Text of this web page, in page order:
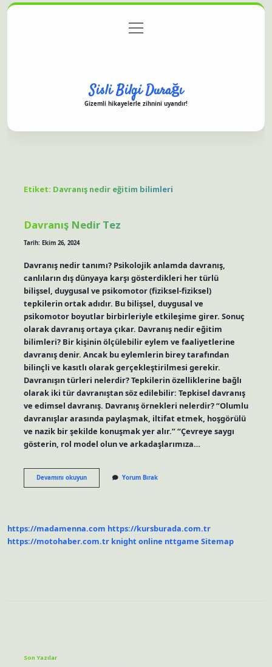
Gizlilik Politikası
menüyü
aç
Sisli Bilgi Durağı
Gizemli hikayelerle zihnini uyandır!
Etiket: Davranış nedir eğitim bilimleri
Davranış Nedir Tez
Tarih: Ekim 26, 2024
Davranış nedir tanımı? Psikolojik anlamda davranış,
canlıların dış dünyaya karşı gösterdikleri her türlü
bilişsel, duygusal ve psikomotor (fiziksel-fiziksel)
tepkilerin ortak adıdır. Bu bilişsel, duygusal ve
psikomotor boyutlar birbirleriyle etkileşime girer. Sonuç
olarak davranış ortaya çıkar. Davranış nedir eğitim
bilimleri? Bir kişinin ölçülebilir eylem ve faaliyetlerine
davranış denir. Ancak bu eylemlerin birey tarafından
bilinçli ve kasıtlı olarak gerçekleştirilmesi gerekir.
Davranışın türleri nelerdir? Tepkilerin özelliklerine bağlı
olarak iki tür davranıştan söz edilebilir: Tepkisel davranış
ve edimsel davranış. Davranış örnekleri nelerdir? “Olumlu
davranışlar arasında paylaşmak, iltifat etmek, hoşgörülü
ve nazik bir şekilde konuşmak yer alır.” “Çevreye saygı
gösterin, rol model olun ve arkadaşlarımıza…
Devamını okuyunDavranış
Nedir
Yorum Bırak
https://madamenna.com https://kursburada.com.tr
https://motohaber.com.tr knight online nttgame Sitemap
Son Yazılar